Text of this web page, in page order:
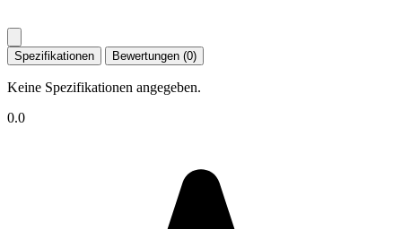
Spezifikationen Bewertungen (0)
Keine Spezifikationen angegeben.
0.0